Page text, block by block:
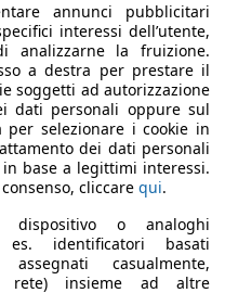
annunci pubblicitari
interessi dell’utente,
analizzarne la fruizione.
a destra per prestare il
soggetti ad autorizzazione
dati personali oppure sul
selezionare i cookie in
dei dati personali
base a legittimi interessi.
cliccare qui.
dispositivo o analoghi
identificatori basati
assegnati casualmente,
rete) insieme ad altre